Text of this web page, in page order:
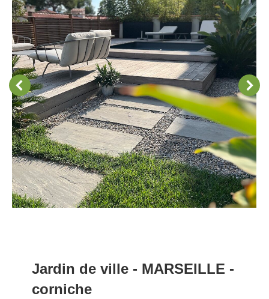
Jardin de ville - MARSEILLE -
corniche